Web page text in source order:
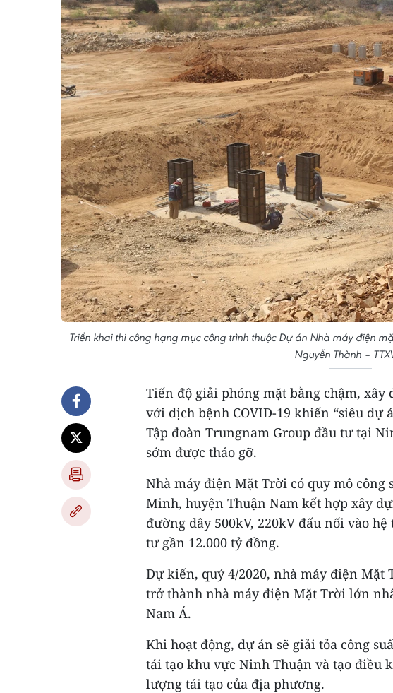
Triển khai thi công hạng mục công trình thuộc Dự án Nhà máy điện
Nguyễn Thành –
Tiến độ giải phóng mặt bằng chậm,
với dịch bệnh COVID-19 khiến “siêu dự
Tập đoàn Trungnam Group đầu tư tại
sớm được tháo gỡ.
Nhà máy điện Mặt Trời có quy mô công
Minh, huyện Thuận Nam kết hợp xây
đường dây 500kV, 220kV đấu nối vào
tư gần 12.000 tỷ đồng.
Dự kiến, quý 4/2020, nhà máy điện Mặt
trở thành nhà máy điện Mặt Trời lớn
Nam Á.
Khi hoạt động, dự án sẽ giải tỏa công
tái tạo khu vực Ninh Thuận và tạo điều
lượng tái tạo của địa phương.